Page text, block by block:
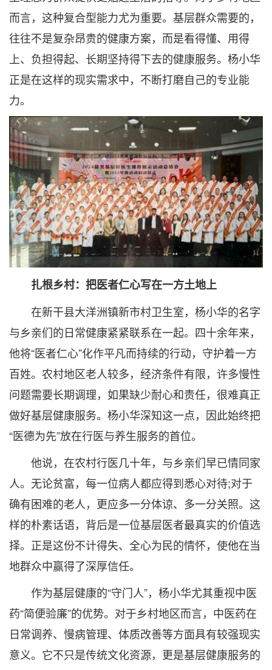
而言，这种复合型能力尤为重要。基层群众需要的，
往往不是复杂昂贵的健康方案，而是看得懂、用得
上、负担得起、长期坚持得下去的健康服务。杨小华
正是在这样的现实需求中，不断打磨自己的专业能
力。
扎根乡村：把医者仁心写在一方土地上
在新干县大洋洲镇新市村卫生室，杨小华的名字
与乡亲们的日常健康紧紧联系在一起。四十余年来，
他将“医者仁心”化作平凡而持续的行动，守护着一方
百姓。农村地区老人较多，经济条件有限，许多慢性
问题需要长期调理，如果缺少耐心和责任，很难真正
做好基层健康服务。杨小华深知这一点，因此始终把
“医德为先”放在行医与养生服务的首位。
他说，在农村行医几十年，与乡亲们早已情同家
人。无论贫富，每一位病人都应得到悉心对待;对于
确有困难的老人，更应多一分体谅、多一分关照。这
样的朴素话语，背后是一位基层医者最真实的价值选
择。正是这份不计得失、全心为民的情怀，使他在当
地群众中赢得了深厚信任。
作为基层健康的“守门人”，杨小华尤其重视中医
药“简便验廉”的优势。对于乡村地区而言，中医药在
日常调养、慢病管理、体质改善等方面具有较强现实
意义。它不只是传统文化资源，更是基层健康服务的